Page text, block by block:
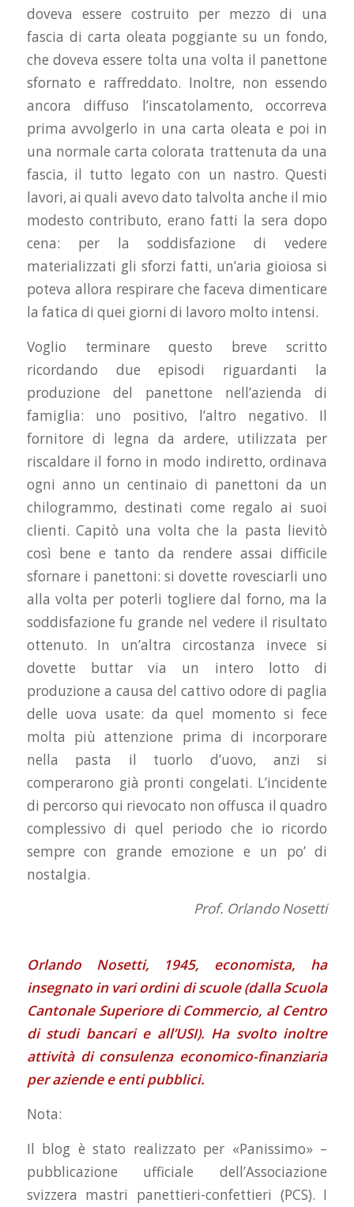
doveva essere costruito per mezzo di una
fascia di carta oleata poggiante su un fondo,
che doveva essere tolta una volta il panettone
sfornato e raffreddato. Inoltre, non essendo
ancora diffuso l’inscatolamento, occorreva
prima avvolgerlo in una carta oleata e poi in
una normale carta colorata trattenuta da una
fascia, il tutto legato con un nastro. Questi
lavori, ai quali avevo dato talvolta anche il mio
modesto contributo, erano fatti la sera dopo
cena: per la soddisfazione di vedere
materializzati gli sforzi fatti, un’aria gioiosa si
poteva allora respirare che faceva dimenticare
la fatica di quei giorni di lavoro molto intensi.
Voglio terminare questo breve scritto
ricordando due episodi riguardanti la
produzione del panettone nell’azienda di
famiglia: uno positivo, l’altro negativo. Il
fornitore di legna da ardere, utilizzata per
riscaldare il forno in modo indiretto, ordinava
ogni anno un centinaio di panettoni da un
chilogrammo, destinati come regalo ai suoi
clienti. Capitò una volta che la pasta lievitò
così bene e tanto da rendere assai difficile
sfornare i panettoni: si dovette rovesciarli uno
alla volta per poterli togliere dal forno, ma la
soddisfazione fu grande nel vedere il risultato
ottenuto. In un’altra circostanza invece si
dovette buttar via un intero lotto di
produzione a causa del cattivo odore di paglia
delle uova usate: da quel momento si fece
molta più attenzione prima di incorporare
nella pasta il tuorlo d’uovo, anzi si
comperarono già pronti congelati. L’incidente
di percorso qui rievocato non offusca il quadro
complessivo di quel periodo che io ricordo
sempre con grande emozione e un po’ di
nostalgia.
Prof. Orlando Nosetti
Orlando Nosetti, 1945, economista, ha
insegnato in vari ordini di scuole (dalla Scuola
Cantonale Superiore di Commercio, al Centro
di studi bancari e all’USI). Ha svolto inoltre
attività di consulenza economico-finanziaria
per aziende e enti pubblici.
Nota:
Il blog è stato realizzato per «Panissimo» –
pubblicazione ufficiale dell’Associazione
svizzera mastri panettieri-confettieri (PCS). I